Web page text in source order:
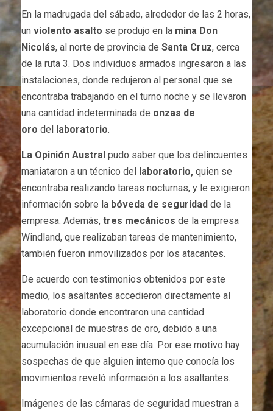
En la madrugada del sábado, alrededor de las 2 horas,
un violento asalto se produjo en la mina Don
Nicolás, al norte de provincia de Santa Cruz, cerca
de la ruta 3. Dos individuos armados ingresaron a las
instalaciones, donde redujeron al personal que se
encontraba trabajando en el turno noche y se llevaron
una cantidad indeterminada de onzas de
oro del laboratorio.
La Opinión Austral pudo saber que los delincuentes
maniataron a un técnico del laboratorio, quien se
encontraba realizando tareas nocturnas, y le exigieron
información sobre la bóveda de seguridad de la
empresa. Además, tres mecánicos de la empresa
Windland, que realizaban tareas de mantenimiento,
también fueron inmovilizados por los atacantes.
De acuerdo con testimonios obtenidos por este
medio, los asaltantes accedieron directamente al
laboratorio donde encontraron una cantidad
excepcional de muestras de oro, debido a una
acumulación inusual en ese día. Por ese motivo hay
sospechas de que alguien interno que conocía los
movimientos reveló información a los asaltantes.
Imágenes de las cámaras de seguridad muestran a